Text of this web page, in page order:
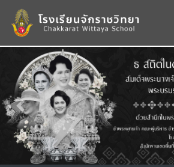
Previous